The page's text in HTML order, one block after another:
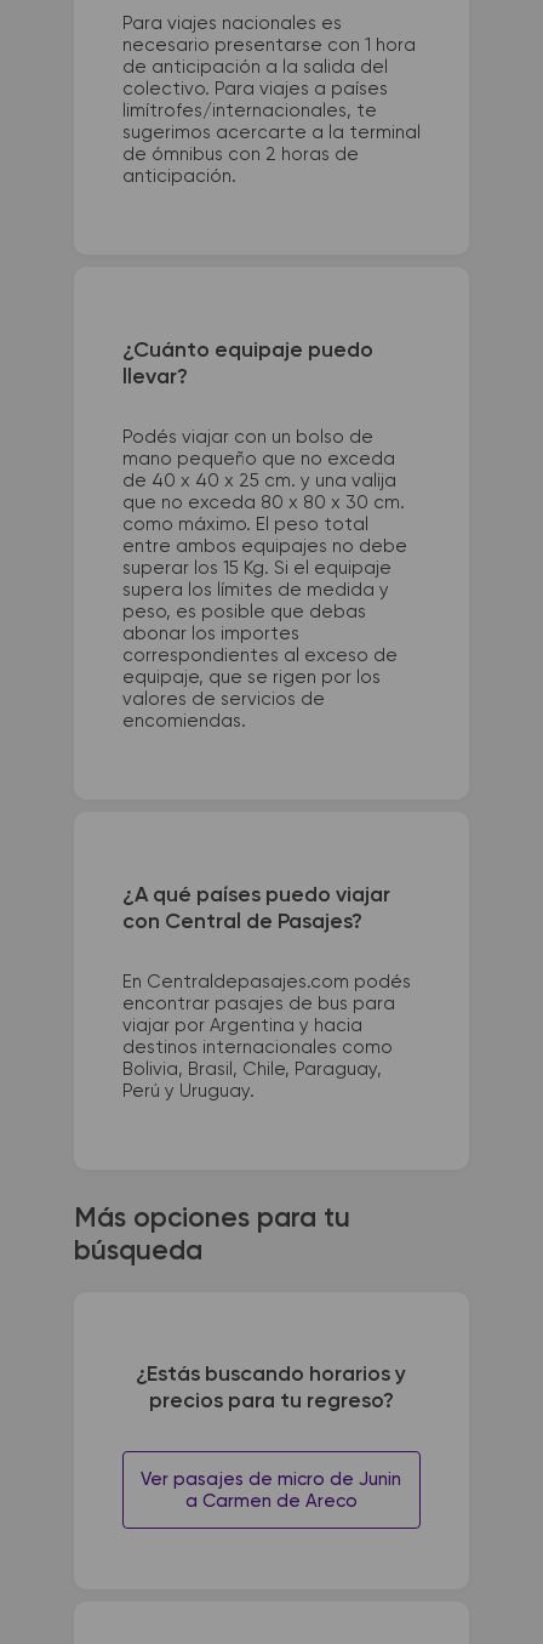
Para viajes nacionales es
necesario presentarse con 1 hora
de anticipación a la salida del
colectivo. Para viajes a países
limítrofes/internacionales, te
sugerimos acercarte a la terminal
de ómnibus con 2 horas de
anticipación.
¿Cuánto equipaje puedo
llevar?
Podés viajar con un bolso de
mano pequeño que no exceda
de 40 x 40 x 25 cm. y una valija
que no exceda 80 x 80 x 30 cm.
como máximo. El peso total
entre ambos equipajes no debe
superar los 15 Kg. Si el equipaje
supera los límites de medida y
peso, es posible que debas
abonar los importes
correspondientes al exceso de
equipaje, que se rigen por los
valores de servicios de
encomiendas.
¿A qué países puedo viajar
con Central de Pasajes?
En Centraldepasajes.com podés
encontrar pasajes de bus para
viajar por Argentina y hacia
destinos internacionales como
Bolivia, Brasil, Chile, Paraguay,
Perú y Uruguay.
Más opciones para tu
búsqueda
¿Estás buscando horarios y
precios para tu regreso?
Ver pasajes de micro de Junin
a Carmen de Areco